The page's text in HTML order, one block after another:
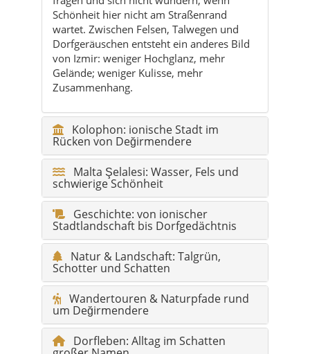
Schönheit hier nicht am Straßenrand
wartet. Zwischen Felsen, Talwegen und
Dorfgeräuschen entsteht ein anderes Bild
von Izmir: weniger Hochglanz, mehr
Gelände; weniger Kulisse, mehr
Zusammenhang.
Kolophon: ionische Stadt im
Rücken von Değirmendere
Malta Şelalesi: Wasser, Fels und
schwierige Schönheit
Geschichte: von ionischer
Stadtlandschaft bis Dorfgedächtnis
Natur & Landschaft: Talgrün,
Schotter und Schatten
Wandertouren & Naturpfade rund
um Değirmendere
Dorfleben: Alltag im Schatten